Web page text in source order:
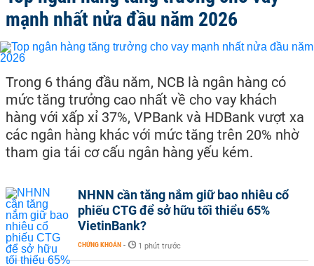
mạnh nhất nửa đầu năm 2026
Trong 6 tháng đầu năm, NCB là ngân hàng có
mức tăng trưởng cao nhất về cho vay khách
hàng với xấp xỉ 37%, VPBank và HDBank vượt xa
các ngân hàng khác với mức tăng trên 20% nhờ
tham gia tái cơ cấu ngân hàng yếu kém.
NHNN cần tăng nắm giữ bao nhiêu cổ
phiếu CTG để sở hữu tối thiểu 65%
VietinBank?
CHỨNG KHOÁN - 1 phút trước